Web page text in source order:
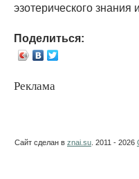
эзотерического
Поделиться:
Реклама
Сайт сделан в znai.su . 2011 - 2026